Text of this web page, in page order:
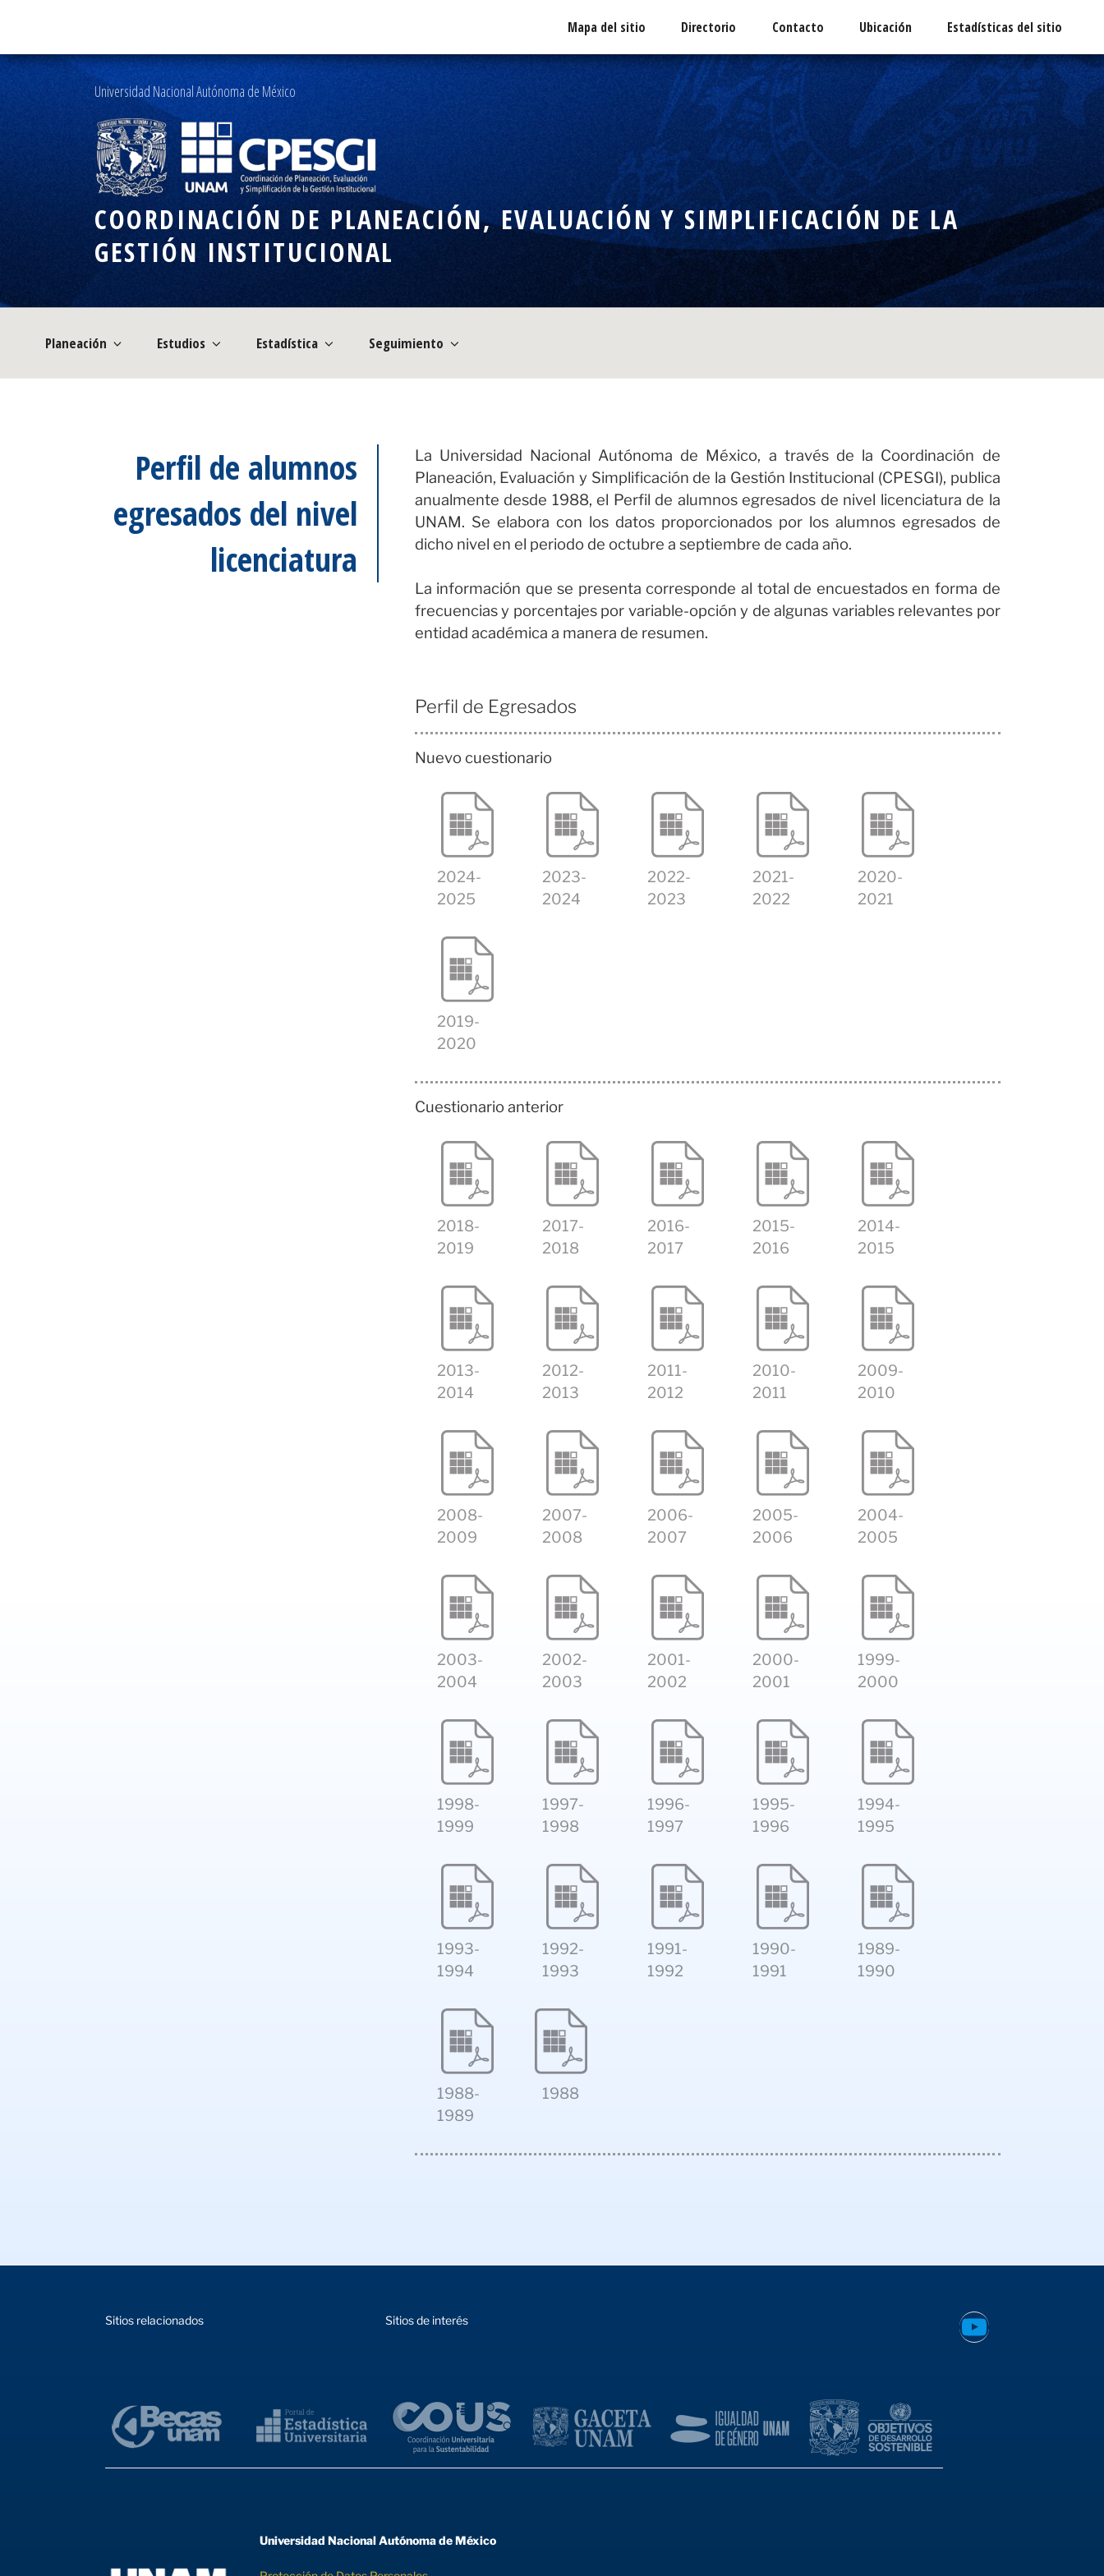
Mapa del sitio Directorio Contacto Ubicación Estadísticas del sitio
COORDINACIÓN DE PLANEACIÓN, EVALUACIÓN Y SIMPLIFICACIÓN DE LA
GESTIÓN INSTITUCIONAL
Universidad Nacional Autónoma de México
Planeación Estudios Estadística Seguimiento
Perfil de alumnos
egresados del nivel
licenciatura
La Universidad Nacional Autónoma de México, a través de la Coordinación de
Planeación, Evaluación y Simplificación de la Gestión Institucional (CPESGI), publica
anualmente desde 1988, el Perfil de alumnos egresados de nivel licenciatura de la
UNAM. Se elabora con los datos proporcionados por los alumnos egresados de
dicho nivel en el periodo de octubre a septiembre de cada año.
La información que se presenta corresponde al total de encuestados en forma de
frecuencias y porcentajes por variable-opción y de algunas variables relevantes por
entidad académica a manera de resumen.
Perfil de Egresados
Nuevo cuestionario
2024-
2025
2023-
2024
2022-
2023
2021-
2022
2020-
2021
2019-
2020
Cuestionario anterior
2018-
2019
2017-
2018
2016-
2017
2015-
2016
2014-
2015
2013-
2014
2012-
2013
2011-
2012
2010-
2011
2009-
2010
2008-
2009
2007-
2008
2006-
2007
2005-
2006
2004-
2005
2003-
2004
2002-
2003
2001-
2002
2000-
2001
1999-
2000
1998-
1999
1997-
1998
1996-
1997
1995-
1996
1994-
1995
1993-
1994
1992-
1993
1991-
1992
1990-
1991
1989-
1990
1988-
1989
1988
Sitios relacionados Sitios de interés
Universidad Nacional Autónoma de México
YouTube